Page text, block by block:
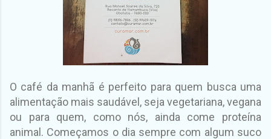
O café da manhã é perfeito para quem busca uma
alimentação mais saudável, seja vegetariana, vegana
ou para quem, como nós, ainda come proteína
animal. Começamos o dia sempre com algum suco